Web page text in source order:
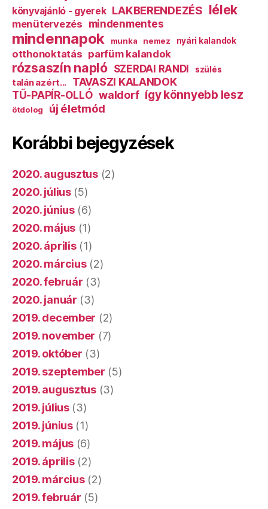
könyvajánló - gyerek LAKBERENDEZÉS lélek
menütervezés mindenmentes
mindennapok munka nemez nyári kalandok
otthonoktatás parfüm kalandok
rózsaszín napló SZERDAI RANDI szülés
talán azért...
TAVASZI KALANDOK
TŰ-PAPÍR-OLLÓ waldorf így könnyebb lesz
ötdolog új életmód
Korábbi bejegyzések
2020. augusztus(2)
2020. július(5)
2020. június(6)
2020. május (1)
2020. április(1)
2020. március(2)
2020. február (3)
2020. január (3)
2019. december (2)
2019. november (7)
2019. október (3)
2019. szeptember (5)
2019. augusztus(3)
2019. július(3)
2019. június(1)
2019. május (6)
2019. április(2)
2019. március(2)
2019. február (5)